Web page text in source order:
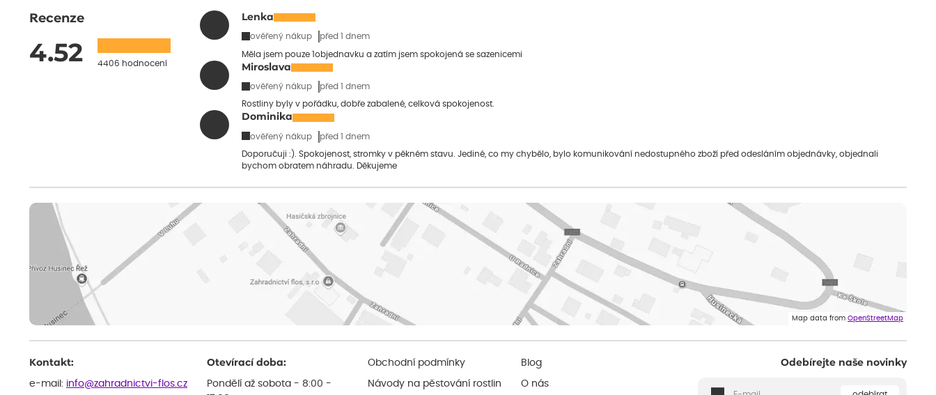
Recenze
4.52 4406 hodnocení
Lenka
ověřený nákup před 1 dnem
Měla jsem pouze 1objednavku a zatím jsem spokojená se sazenicemi
Miroslava
ověřený nákup před 1 dnem
Rostliny byly v pořádku, dobře zabalené, celková spokojenost.
Dominika
ověřený nákup před 1 dnem
Doporučuji :). Spokojenost, stromky v pěkném stavu. Jediné, co my chybělo, bylo komunikování nedostupného zboží před odesláním objednávky, objednali
bychom obratem náhradu. Děkujeme
Map data from OpenStreetMap
Kontakt:
e-mail: info@zahradnictvi-flos.cz
Otevírací doba:
Pondělí až sobota - 8:00 -
Obchodní podmínky
Návody na pěstování rostlin
Blog
O nás
Odebírejte naše novinky